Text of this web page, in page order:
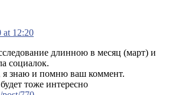
at 12:20
длинною в месяц (март) и
социалок.
я знаю и помню ваш коммент.
тоже интересно